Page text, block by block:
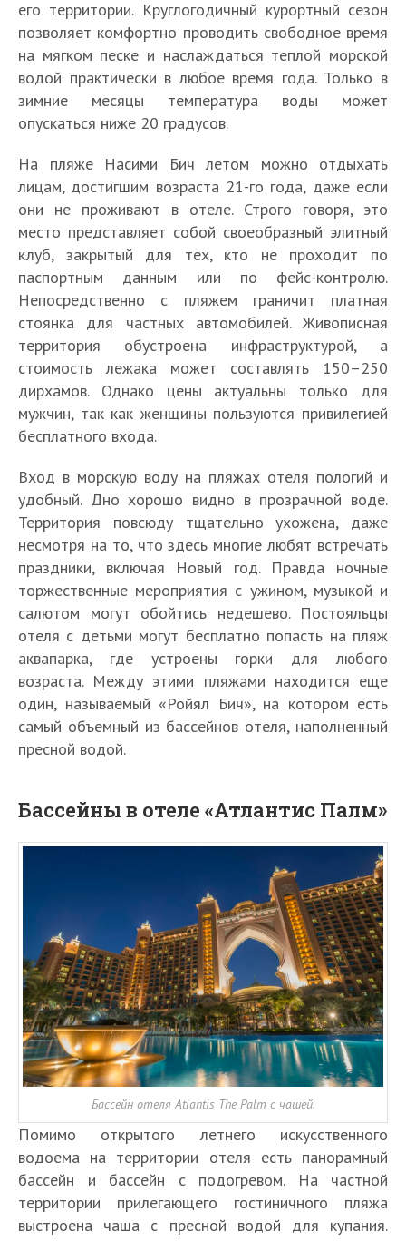
его территории. Круглогодичный курортный сезон
позволяет комфортно проводить свободное время
на мягком песке и наслаждаться теплой морской
водой практически в любое время года. Только в
зимние месяцы температура воды может
опускаться ниже 20 градусов.
На пляже Насими Бич летом можно отдыхать
лицам, достигшим возраста 21-го года, даже если
они не проживают в отеле. Строго говоря, это
место представляет собой своеобразный элитный
клуб, закрытый для тех, кто не проходит по
паспортным данным или по фейс-контролю.
Непосредственно с пляжем граничит платная
стоянка для частных автомобилей. Живописная
территория обустроена инфраструктурой, а
стоимость лежака может составлять 150–250
дирхамов. Однако цены актуальны только для
мужчин, так как женщины пользуются привилегией
бесплатного входа.
Вход в морскую воду на пляжах отеля пологий и
удобный. Дно хорошо видно в прозрачной воде.
Территория повсюду тщательно ухожена, даже
несмотря на то, что здесь многие любят встречать
праздники, включая Новый год. Правда ночные
торжественные мероприятия с ужином, музыкой и
салютом могут обойтись недешево. Постояльцы
отеля с детьми могут бесплатно попасть на пляж
аквапарка, где устроены горки для любого
возраста. Между этими пляжами находится еще
один, называемый «Ройял Бич», на котором есть
самый объемный из бассейнов отеля, наполненный
пресной водой.
Бассейны в отеле «Атлантис Палм»
Бассейн отеля Atlantis The Palm с чашей.
Помимо открытого летнего искусственного
водоема на территории отеля есть панорамный
бассейн и бассейн с подогревом. На частной
территории прилегающего гостиничного пляжа
выстроена чаша с пресной водой для купания.